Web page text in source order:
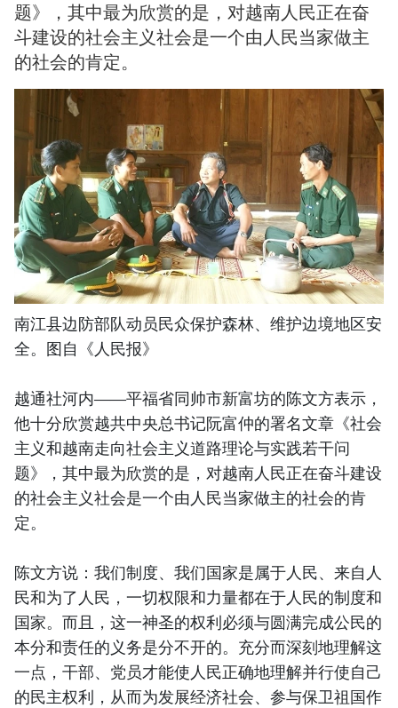
题》，其中最为欣赏的是，对越南人民正在奋
斗建设的社会主义社会是一个由人民当家做主
的社会的肯定。
南江县边防部队动员民众保护森林、维护边境地区安
全。图自《人民报》
越通社河内——平福省同帅市新富坊的陈文方表示，
他十分欣赏越共中央总书记阮富仲的署名文章《社会
主义和越南走向社会主义道路理论与实践若干问
题》，其中最为欣赏的是，对越南人民正在奋斗建设
的社会主义社会是一个由人民当家做主的社会的肯
定。
陈文方说：我们制度、我们国家是属于人民、来自人
民和为了人民，一切权限和力量都在于人民的制度和
国家。而且，这一神圣的权利必须与圆满完成公民的
本分和责任的义务是分不开的。充分而深刻地理解这
一点，干部、党员才能使人民正确地理解并行使自己
的民主权利，从而为发展经济社会、参与保卫祖国作